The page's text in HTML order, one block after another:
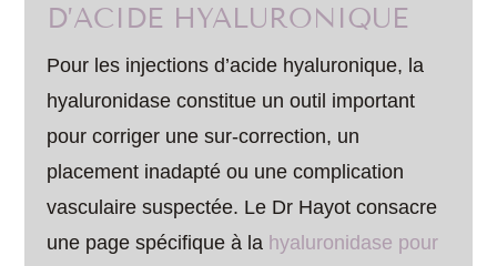
D’ACIDE HYALURONIQUE
Pour les injections d’acide hyaluronique, la
hyaluronidase constitue un outil important
pour corriger une sur-correction, un
placement inadapté ou une complication
vasculaire suspectée. Le Dr Hayot consacre
une page spécifique à la hyaluronidase pour